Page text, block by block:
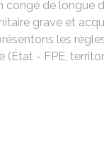
de longue
grave et
les
- FPE,